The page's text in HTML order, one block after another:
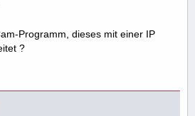
Programm, dieses mit einer IP
?